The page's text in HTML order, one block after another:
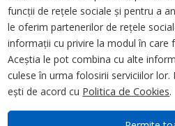
Releu
Zelio Rum, 3 C/O,
cu Led
funcții de rețele sociale și pentru a
le oferim partenerilor de rețele
informații cu privire la modul în care
Aceștia le pot combina cu alte
culese în urma folosirii serviciilor lor.
ești de acord cu Politica de Cookies.